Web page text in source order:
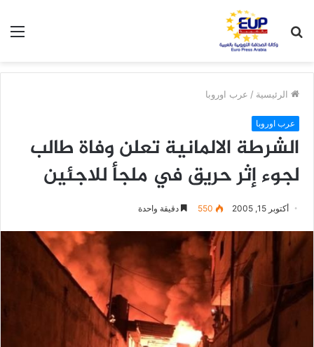
عن
الرئيسية / عرب اوروبا
عرب اوروبا
الشرطة الالمانية تعلن وفاة طالب
لجوء إثر حريق في ملجأ للاجئين
أكتوبر 15, 2005 550 دقيقة واحدة